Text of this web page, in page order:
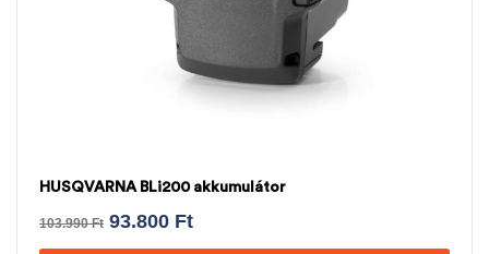
HUSQVARNA BLi200 akkumulátor
103.990Ft 93.800 Ft